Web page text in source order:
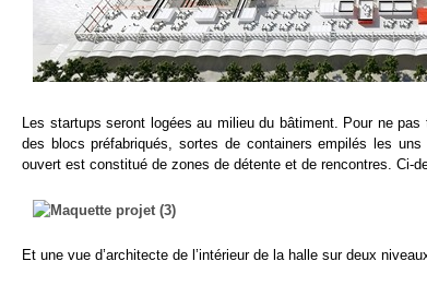
Les startups seront logées au milieu du bâtiment. Pour ne
des blocs préfabriqués, sortes de containers empilés les
ouvert est constitué de zones de détente et de rencontres. Ci-
Et une vue d’architecte de l’intérieur de la halle sur deux